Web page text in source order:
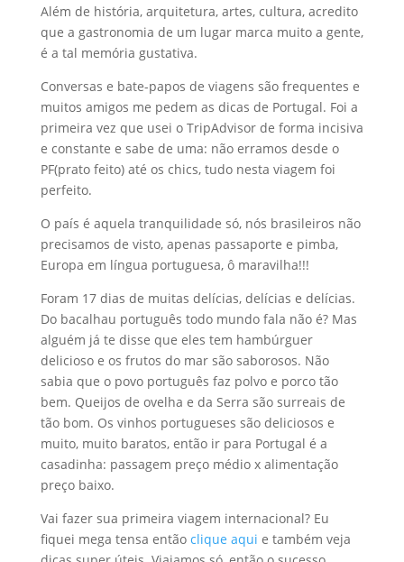
Além de história, arquitetura, artes, cultura, acredito
que a gastronomia de um lugar marca muito a gente,
é a tal memória gustativa.
Conversas e bate-papos de viagens são frequentes e
muitos amigos me pedem as dicas de Portugal. Foi a
primeira vez que usei o TripAdvisor de forma incisiva
e constante e sabe de uma: não erramos desde o
PF(prato feito) até os chics, tudo nesta viagem foi
perfeito.
O país é aquela tranquilidade só, nós brasileiros não
precisamos de visto, apenas passaporte e pimba,
Europa em língua portuguesa, ô maravilha!!!
Foram 17 dias de muitas delícias, delícias e delícias.
Do bacalhau português todo mundo fala não é? Mas
alguém já te disse que eles tem hambúrguer
delicioso e os frutos do mar são saborosos. Não
sabia que o povo português faz polvo e porco tão
bem. Queijos de ovelha e da Serra são surreais de
tão bom. Os vinhos portugueses são deliciosos e
muito, muito baratos, então ir para Portugal é a
casadinha: passagem preço médio x alimentação
preço baixo.
Vai fazer sua primeira viagem internacional? Eu
fiquei mega tensa então clique aqui e também veja